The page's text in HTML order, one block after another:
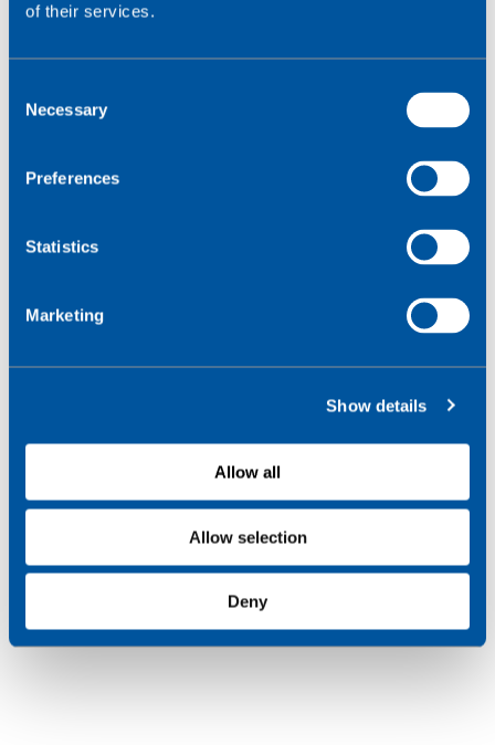
of their services.
Necessary
Preferences
Statistics
Marketing
Show details
Allow all
Allow selection
Deny